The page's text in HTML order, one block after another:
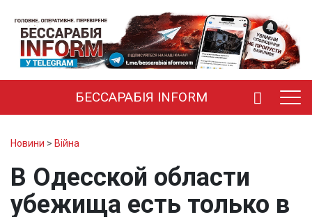
БЕССАРАБІЯ INFORM
Новини > Війна
В Одесской области
убежища есть только в